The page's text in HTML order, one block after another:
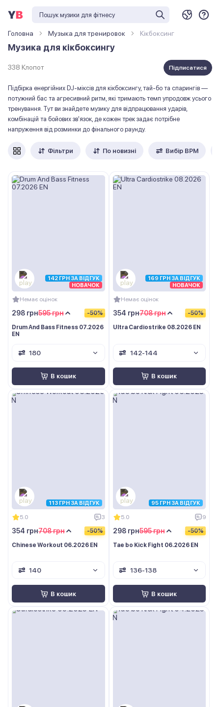
Головна Музыка для тренировок Кікбоксинг
Музика для кікбоксингу
338 Клопот Підписатися
Підбірка енергійних DJ-міксів для кікбоксингу, тай-бо та спарингів —
потужний бас та агресивний ритм, які тримають темп упродовж усього
тренування. Тут ви знайдете музику для відпрацювання ударів,
комбінацій та бойових зв'язок, де кожен трек задає потрібне
напруження від розминки до фінального раунду.
Фільтри По новизні Вибір ВРМ
142 ГРН ЗА ВІДГУК
НОВАЧОК
Немає оцінок
595 грн
298 грн -50%
Drum And Bass Fitness 07.2026
EN
180
В кошик
169 ГРН ЗА ВІДГУК
НОВАЧОК
Немає оцінок
708 грн
354 грн -50%
Ultra Cardiostrike 08.2026 EN
142-144
В кошик
113 ГРН ЗА ВІДГУК
5.0 3
708 грн
354 грн -50%
Chinese Workout 06.2026 EN
140
В кошик
95 ГРН ЗА ВІДГУК
5.0 9
595 грн
298 грн -50%
Tae bo Kick Fight 06.2026 EN
136-138
В кошик